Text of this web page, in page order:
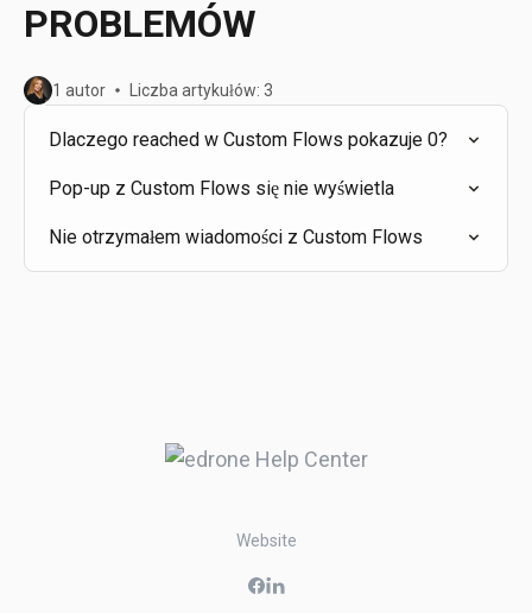
PROBLEMÓW
1 autor Liczba artykułów: 3
Dlaczego reached w Custom Flows pokazuje 0?
Pop-up z Custom Flows się nie wyświetla
Nie otrzymałem wiadomości z Custom Flows
Website